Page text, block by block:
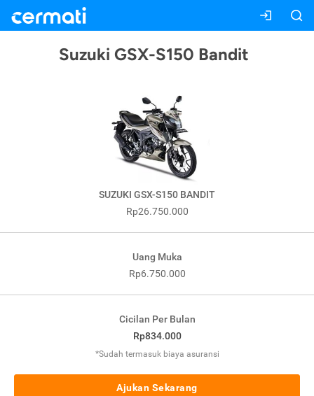
Suzuki GSX-S150 Bandit
SUZUKI GSX-S150 BANDIT
Rp26.750.000
Uang Muka
Rp6.750.000
Cicilan Per Bulan
Rp834.000
*Sudah termasuk biaya asuransi
Ajukan Sekarang